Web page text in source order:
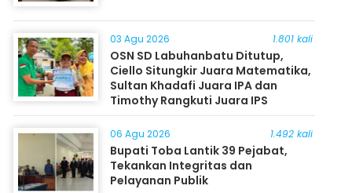
03 Agu 2026 1.801 kali
OSN SD Labuhanbatu Ditutup,
Ciello Situngkir Juara Matematika,
Sultan Khadafi Juara IPA dan
Timothy Rangkuti Juara IPS
06 Agu 2026 1.492 kali
Bupati Toba Lantik 39 Pejabat,
Tekankan Integritas dan
Pelayanan Publik